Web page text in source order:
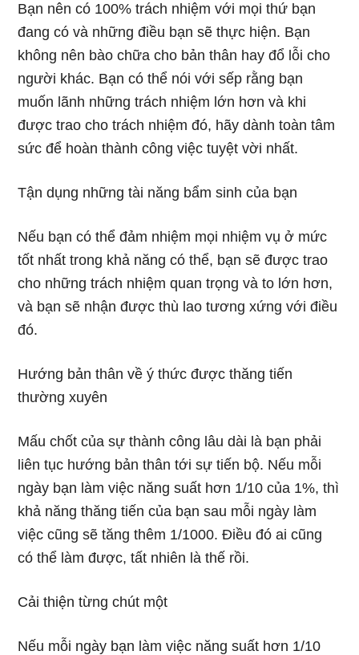
Bạn nên có 100% trách nhiệm với mọi thứ bạn
đang có và những điều bạn sẽ thực hiện. Bạn
không nên bào chữa cho bản thân hay đổ lỗi cho
người khác. Bạn có thể nói với sếp rằng bạn
muốn lãnh những trách nhiệm lớn hơn và khi
được trao cho trách nhiệm đó, hãy dành toàn tâm
sức để hoàn thành công việc tuyệt vời nhất.
Tận dụng những tài năng bẩm sinh của bạn
Nếu bạn có thể đảm nhiệm mọi nhiệm vụ ở mức
tốt nhất trong khả năng có thể, bạn sẽ được trao
cho những trách nhiệm quan trọng và to lớn hơn,
và bạn sẽ nhận được thù lao tương xứng với điều
đó.
Hướng bản thân về ý thức được thăng tiến
thường xuyên
Mấu chốt của sự thành công lâu dài là bạn phải
liên tục hướng bản thân tới sự tiến bộ. Nếu mỗi
ngày bạn làm việc năng suất hơn 1/10 của 1%, thì
khả năng thăng tiến của bạn sau mỗi ngày làm
việc cũng sẽ tăng thêm 1/1000. Điều đó ai cũng
có thể làm được, tất nhiên là thế rồi.
Cải thiện từng chút một
Nếu mỗi ngày bạn làm việc năng suất hơn 1/10